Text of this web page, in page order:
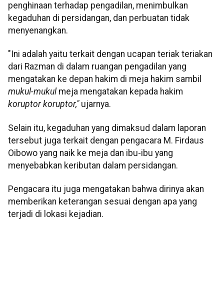
penghinaan terhadap pengadilan, menimbulkan
kegaduhan di persidangan, dan perbuatan tidak
menyenangkan.
"Ini adalah yaitu terkait dengan ucapan teriak teriakan
dari Razman di dalam ruangan pengadilan yang
mengatakan ke depan hakim di meja hakim sambil
mukul-mukul meja mengatakan kepada hakim
koruptor koruptor,"ujarnya.
Selain itu, kegaduhan yang dimaksud dalam laporan
tersebut juga terkait dengan pengacara M. Firdaus
Oibowo yang naik ke meja dan ibu-ibu yang
menyebabkan keributan dalam persidangan.
Pengacara itu juga mengatakan bahwa dirinya akan
memberikan keterangan sesuai dengan apa yang
terjadi di lokasi kejadian.